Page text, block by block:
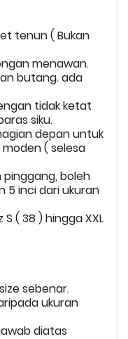
tenun ( Bukan
menawan.
butang. ada
tidak ketat
siku.
depan untuk
( selesa
boleh
5 inci dari ukuran
( 38 ) hingga XXL
sebenar.
ukuran
diatas